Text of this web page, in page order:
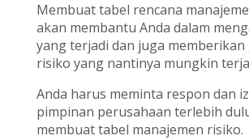
Membuat tabel rencana
akan membantu Anda dalam
yang terjadi dan juga
risiko yang nantinya mungkin
Anda harus meminta respon dan
pimpinan perusahaan terlebih
membuat tabel manajemen risiko.